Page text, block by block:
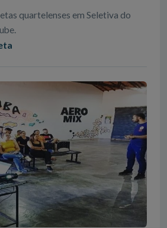
quartelenses em Seletiva do